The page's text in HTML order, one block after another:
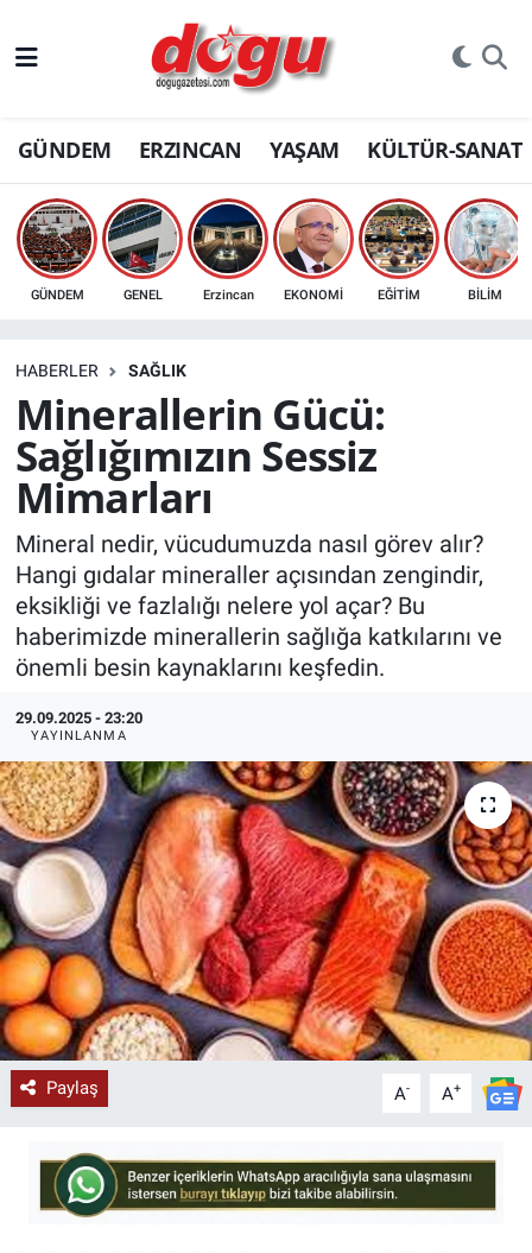
GÜNDEM ERZINCAN YAŞAM KÜLTÜR-SANAT
GÜNDEM GENEL Erzincan EKONOMİ EĞİTİM BİLİM
HABERLER SAĞLIK
Minerallerin Gücü:
Sağlığımızın Sessiz
Mimarları
Mineral nedir, vücudumuzda nasıl görev alır?
Hangi gıdalar mineraller açısından zengindir,
eksikliği ve fazlalığı nelere yol açar? Bu
haberimizde minerallerin sağlığa katkılarını ve
önemli besin kaynaklarını keşfedin.
29.09.2025 - 23:20
YAYINLANMA
Paylaş A- A+
ERZINCAN
GÜNDEM
ERZİNCAN FOTOĞRAFLARI
SAĞLIK
Bilim, teknoloji
GENEL
KÜLTÜR-SANAT
Yerel Haber
SPOR
YAŞAM
RESMİ İLAN